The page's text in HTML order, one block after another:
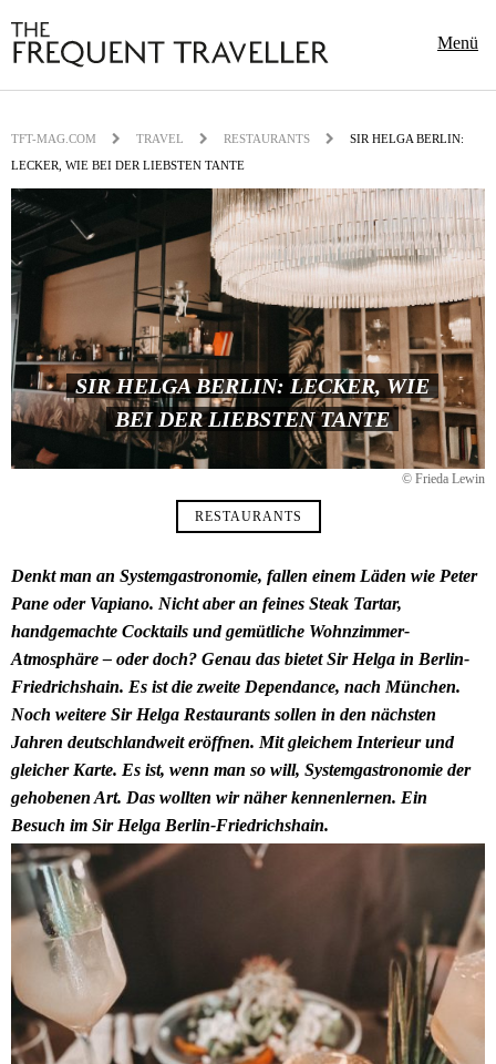
Menü
TFT-MAG.COM TRAVEL RESTAURANTS
SIR HELGA BERLIN:
LECKER, WIE BEI DER LIEBSTEN TANTE
SIR HELGA BERLIN: LECKER, WIE
BEI DER LIEBSTEN TANTE
© Frieda Lewin
RESTAURANTS
Denkt man an Systemgastronomie, fallen einem Läden wie Peter
Pane oder Vapiano. Nicht aber an feines Steak Tartar,
handgemachte Cocktails und gemütliche Wohnzimmer-
Atmosphäre – oder doch? Genau das bietet Sir Helga in Berlin-
Friedrichshain. Es ist die zweite Dependance, nach München.
Noch weitere Sir Helga Restaurants sollen in den nächsten
Jahren deutschlandweit eröffnen. Mit gleichem Interieur und
gleicher Karte. Es ist, wenn man so will, Systemgastronomie der
gehobenen Art. Das wollten wir näher kennenlernen. Ein
Besuch im Sir Helga Berlin-Friedrichshain.